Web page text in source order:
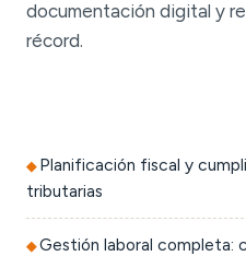
documentación digital y
récord.
Planificación fiscal y
tributarias
Gestión laboral completa: